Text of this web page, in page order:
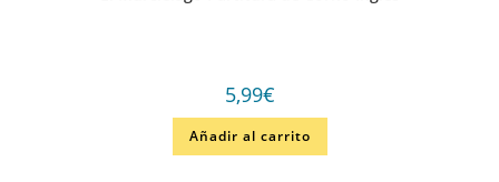
5,99€
Añadir al carrito